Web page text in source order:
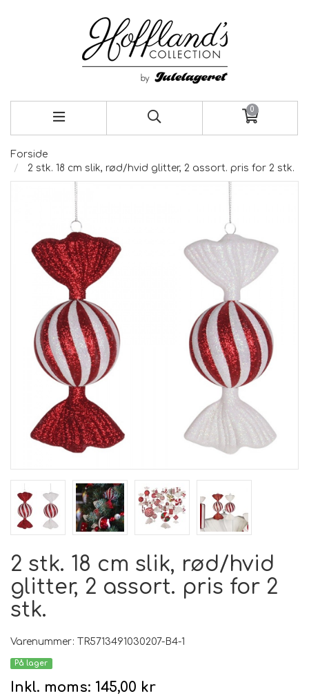
0
Forside
2 stk. 18 cm slik, rød/hvid glitter, 2 assort. pris for 2 stk.
2 stk. 18 cm slik, rød/hvid
glitter, 2 assort. pris for 2
stk.
Varenummer: TR5713491030207-B4-1
På lager
Inkl. moms: 145,00 kr